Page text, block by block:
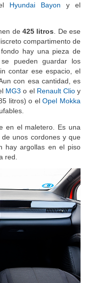
Hyundai Bayon y el
de 425 litros. De ese
compartimento de
hay una pieza de
pueden guardar los
contar ese espacio, el
con esa cantidad, es
MG3 o el Renault Clioy
litros) o elOpel Mokka
en el maletero. Es una
unos cordones y que
hay argollas en el piso
red.